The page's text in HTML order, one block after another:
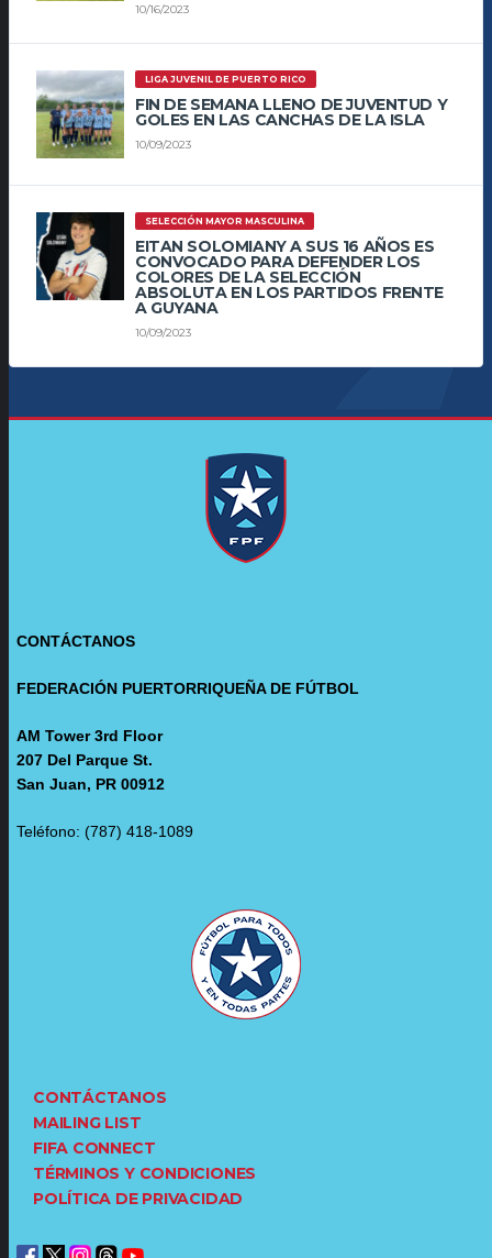
10/16/2023
LIGA JUVENIL DE PUERTO RICO
FIN DE SEMANA LLENO DE JUVENTUD Y
GOLES EN LAS CANCHAS DE LA ISLA
10/09/2023
SELECCIÓN MAYOR MASCULINA
EITAN SOLOMIANY A SUS 16 AÑOS ES
CONVOCADO PARA DEFENDER LOS
COLORES DE LA SELECCIÓN
ABSOLUTA EN LOS PARTIDOS FRENTE
A GUYANA
10/09/2023
CONTÁCTANOS
FEDERACIÓN PUERTORRIQUEÑA DE FÚTBOL
AM Tower 3rd Floor
207 Del Parque St.
San Juan, PR 00912
Teléfono: (787) 418-1089
CONTÁCTANOS
MAILING LIST
FIFA CONNECT
TÉRMINOS Y CONDICIONES
POLÍTICA DE PRIVACIDAD